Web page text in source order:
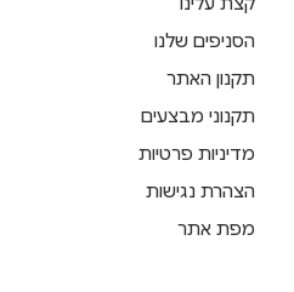
הסניפים שלנו
תקנון האתר
תקנוני מבצעים
מדיניות פרטיות
הצהרת נגישות
מפת אתר